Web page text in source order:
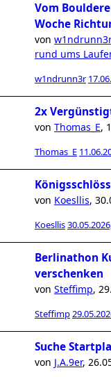
Vom
Woche
von w1ndrunn3r
rund ums
w1ndrunn3r
2x
von Thomas_E,
Thomas_E
von Koesllis,
Koesllis
Berlinathon
verschenken
von Steffimp,
Steffimp
Suche
von J.A.9er,